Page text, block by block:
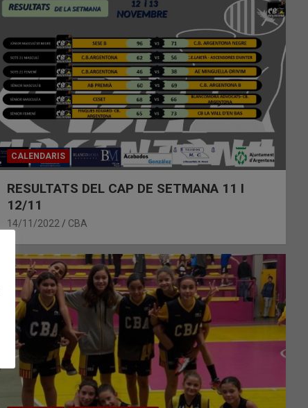
CALENDARIS
RESULTATS DEL CAP DE SETMANA 11 I
12/11
14/11/2022 CBA